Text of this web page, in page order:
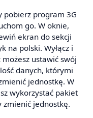
pobierz program 3G
go. W oknie,
ekran do sekcji
na polski. Wyłącz i
ustawić swój
danych, którymi
jednostkę. W
wykorzystać pakiet
zmienić jednostkę.